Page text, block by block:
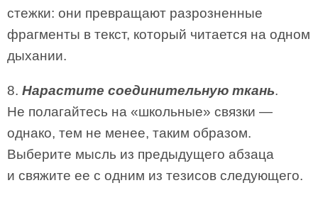
стежки: они превращают разрозненные
фрагменты в текст, который читается на одном
дыхании.
8. Нарастите соединительную ткань.
Не полагайтесь на «школьные» связки —
однако, тем не менее, таким образом.
Выберите мысль из предыдущего абзаца
и свяжите ее с одним из тезисов следующего.